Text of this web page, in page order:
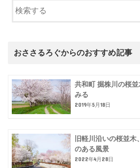
おささるろぐからのおすすめ記事
共和町 掘株川の桜
みる
2019年5月18日
旧軽川沿いの桜並
のある風景
2022年4月28日